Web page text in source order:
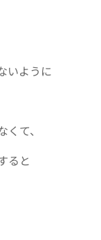
いように
て、
ると